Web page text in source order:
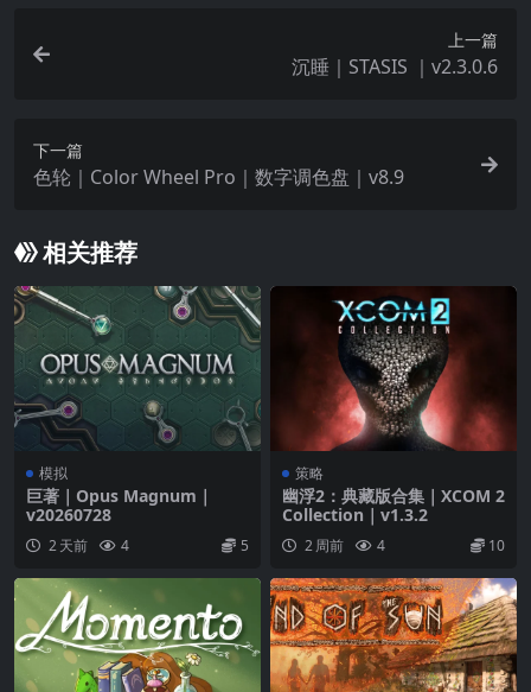
上一篇
沉睡｜STASIS ｜v2.3.0.6
下一篇
色轮｜Color Wheel Pro｜数字调色盘｜v8.9
相关推荐
模拟
巨著｜Opus Magnum｜
v20260728
2 天前 4 5
策略
幽浮2：典藏版合集｜XCOM 2
Collection｜v1.3.2
2 周前 4 10